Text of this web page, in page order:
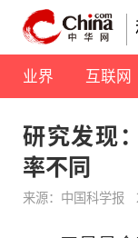
业界 互联网
研究发现
率不同
来源：中国科学报